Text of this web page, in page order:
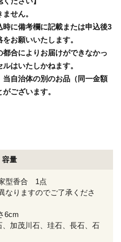
せん。
時に備考欄に記載または申込後3
お願いいたします。
都合によりお届けができなかっ
はいたしかねます。
当自治体の別のお品（同一金額
ございます。
容量
型香合 1点
なりますのでご了承くださ
6cm
加茂川石、珪石、長石、石